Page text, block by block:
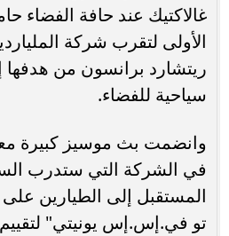
غالاكتيك عند حافة الفضاء
الأولى لتقرب شركة
ريتشارد برانسون من
سياحية للفضاء.
وانضمت بث موسيز كبيرة
في الشركة التي ستدرب
المستقبل إلى الطيارين
تو في.إس.إس يونيتي" لتقييم